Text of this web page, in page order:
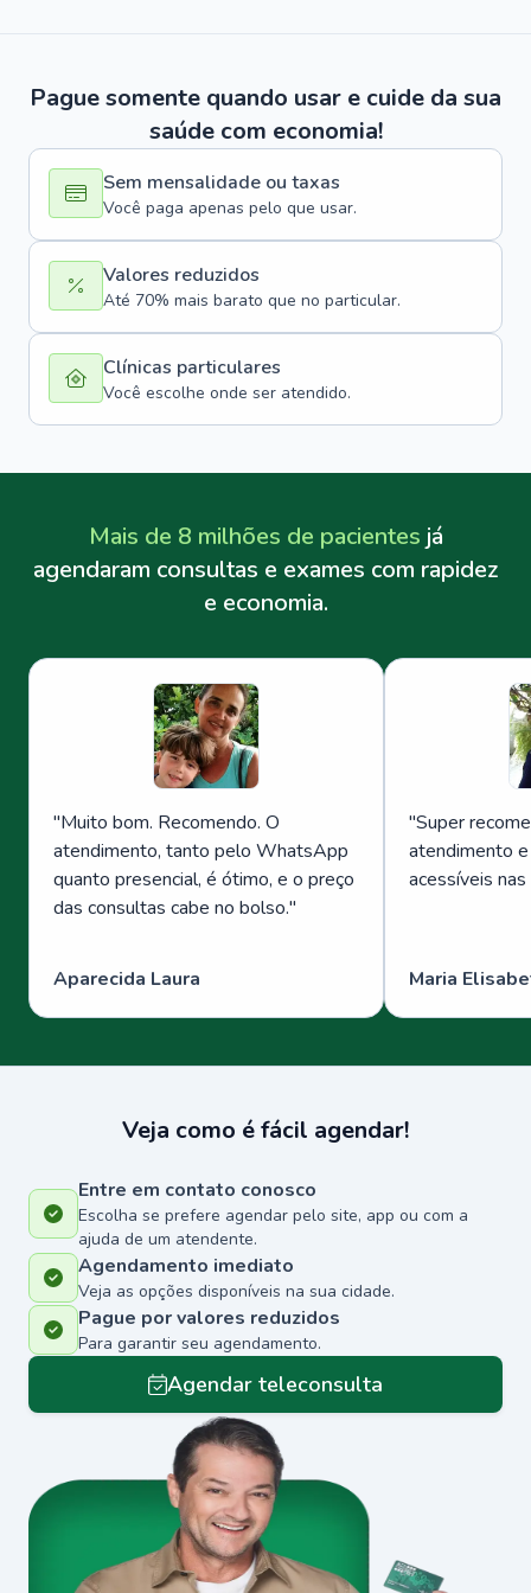
Pague somente quando usar e cuide da sua
saúde com economia!
Sem mensalidade ou taxas
Você paga apenas pelo que usar.
Valores reduzidos
Até 70% mais barato que no particular.
Clínicas particulares
Você escolhe onde ser atendido.
Mais de 8 milhões de pacientes já
agendaram consultas e exames com rapidez
e economia.
"Muito bom. Recomendo. O
atendimento, tanto pelo WhatsApp
quanto presencial, é ótimo, e o preço
das consultas cabe no bolso."
Aparecida Laura
"Super
atendimento
acessíveis
Maria
Veja como é fácil agendar!
Entre em contato conosco
Escolha se prefere agendar pelo site, app ou com a
ajuda de um atendente.
Agendamento imediato
Veja as opções disponíveis na sua cidade.
Pague por valores reduzidos
Para garantir seu agendamento.
Agendar teleconsulta